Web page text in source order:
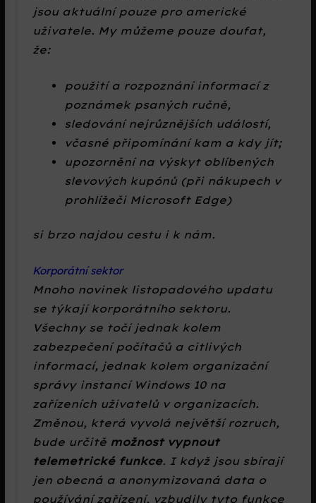
jsou aktuální pouze pro americké
uživatele. My můžeme pouze doufat,
že:
použití a rozpoznání informací z
poznámek psaných ručně,
sledování nejrůznějších událostí,
včasné připomínání kam a kdy jít;
upozornění na výskyt oblíbených
slevových kupónů (při nákupech v
prohlížeči Microsoft Edge)
si brzo najdou cestu i k nám.
Korporátní sektor
Mnoho novinek listopadového updatu
se týkají korporátního sektoru.
Všechny se točí jednak kolem
zabezpečení počítačů a citlivých
informací, jednak kolem organizační
správy instancí Windows 10 na
zařízeních uživatelů v organizacích.
Změnou, která vyvolá největší rozruch,
bude určitě možnost vypnout
telemetrické funkce. I když jsou sbírají
jen obecná a anonymizovaná data o
používání zařízení, vzbudily tyto funkce